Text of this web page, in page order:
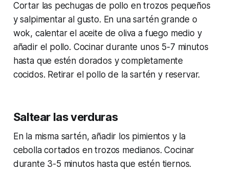
Cortar las pechugas de pollo en trozos pequeños
y salpimentar al gusto. En una sartén grande o
wok, calentar el aceite de oliva a fuego medio y
añadir el pollo. Cocinar durante unos 5-7 minutos
hasta que estén dorados y completamente
cocidos. Retirar el pollo de la sartén y reservar.
Saltear las verduras
En la misma sartén, añadir los pimientos y la
cebolla cortados en trozos medianos. Cocinar
durante 3-5 minutos hasta que estén tiernos.